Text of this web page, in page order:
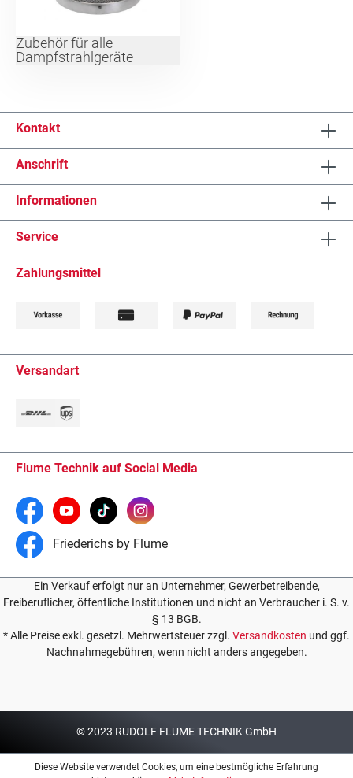
Zubehör für alle
Dampfstrahlgeräte
Kontakt
Anschrift
Informationen
Service
Zahlungsmittel
Versandart
Flume Technik auf Social Media
Friederichs by Flume
Ein Verkauf erfolgt nur an Unternehmer, Gewerbetreibende,
Freiberuflicher, öffentliche Institutionen und nicht an Verbraucher i. S. v.
§ 13 BGB.
* Alle Preise exkl. gesetzl. Mehrwertsteuer zzgl. Versandkosten und ggf.
Nachnahmegebühren, wenn nicht anders angegeben.
© 2023 RUDOLF FLUME TECHNIK GmbH
Diese Website verwendet Cookies, um eine bestmögliche Erfahrung